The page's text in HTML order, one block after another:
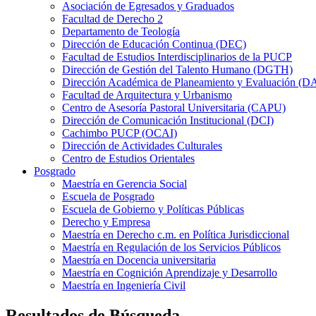
Asociación de Egresados y Graduados
Facultad de Derecho 2
Departamento de Teología
Dirección de Educación Continua (DEC)
Facultad de Estudios Interdisciplinarios de la PUCP
Dirección de Gestión del Talento Humano (DGTH)
Dirección Académica de Planeamiento y Evaluación
Facultad de Arquitectura y Urbanismo
Centro de Asesoría Pastoral Universitaria (CAPU)
Dirección de Comunicación Institucional (DCI)
Cachimbo PUCP (OCAI)
Dirección de Actividades Culturales
Centro de Estudios Orientales
Posgrado
Maestría en Gerencia Social
Escuela de Posgrado
Escuela de Gobierno y Políticas Públicas
Derecho y Empresa
Maestría en Derecho c.m. en Política Jurisdiccional
Maestría en Regulación de los Servicios Públicos
Maestría en Docencia universitaria
Maestría en Cognición Aprendizaje y Desarrollo
Maestría en Ingeniería Civil